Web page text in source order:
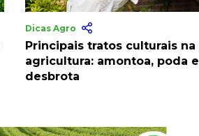
Dicas Agro
Principais tratos culturais na
agricultura: amontoa, poda e
desbrota